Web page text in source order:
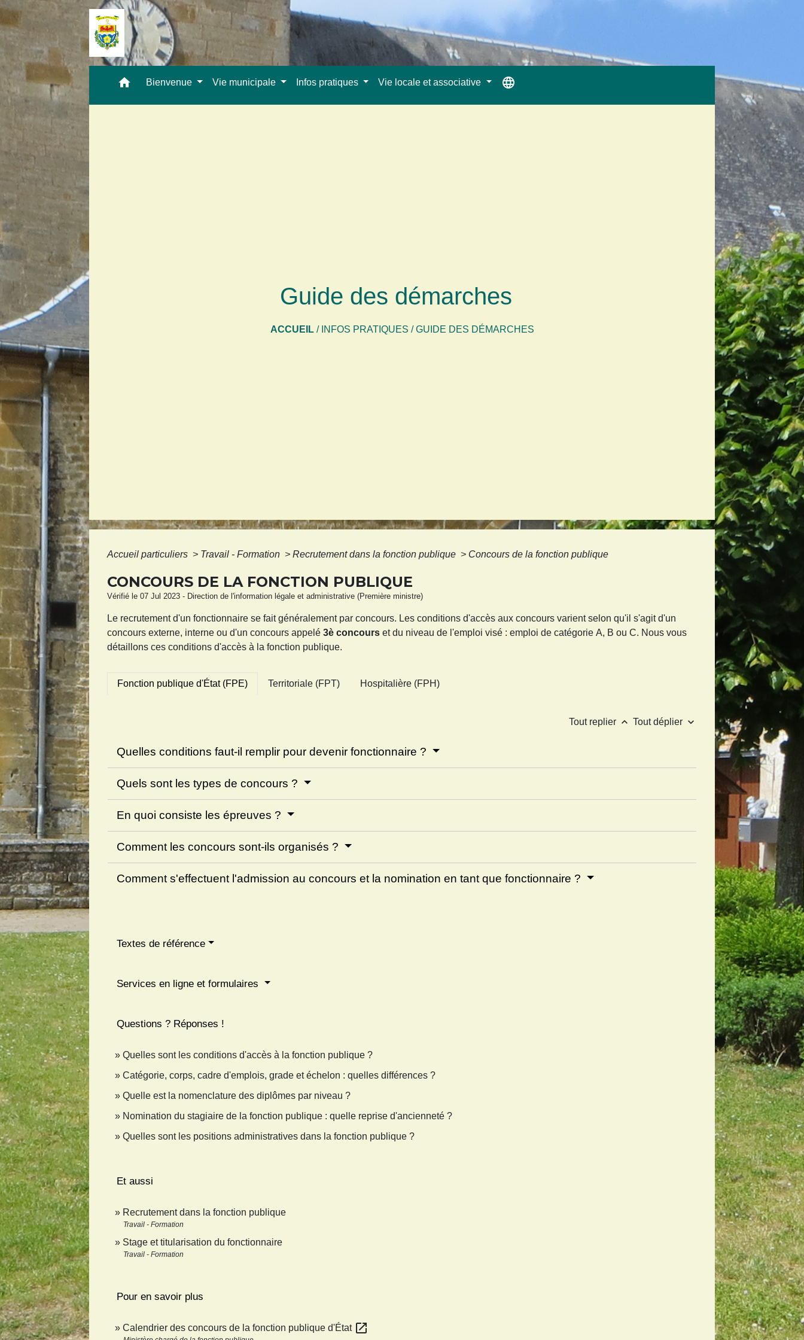
home Bienvenue Vie municipale Infos pratiques Vie locale et associative language
Guide des démarches
ACCUEIL/ INFOS PRATIQUES /GUIDE DES DÉMARCHES
Accueil particuliers > Travail - Formation > Recrutement dans la fonction publique > Concours de la fonction publique
CONCOURS DE LA FONCTION PUBLIQUE
Vérifié le 07 Jul 2023 - Direction de l'information légale et administrative (Première ministre)
Le recrutement d'un fonctionnaire se fait généralement par concours. Les conditions d'accès aux concours varient selon qu'il s'agit d'un
concours externe, interne ou d'un concours appelé3è concours et du niveau de l'emploi visé : emploi de catégorie A, B ou C. Nous vous
détaillons ces conditions d'accès à la fonction publique.
Fonction publique d'État (FPE) Territoriale (FPT) Hospitalière (FPH)
Tout replier keyboard_arrow_up Tout déplier keyboard_arrow_down
Quelles conditions faut-il remplir pour devenir fonctionnaire ?
Quels sont les types de concours ?
En quoi consiste les épreuves ?
Comment les concours sont-ils organisés ?
Comment s'effectuent l'admission au concours et la nomination en tant que fonctionnaire ?
Textes de référence
Services en ligne et formulaires
Questions ? Réponses !
Quelles sont les conditions d'accès à la fonction publique ?
Catégorie, corps, cadre d'emplois, grade et échelon : quelles différences ?
Quelle est la nomenclature des diplômes par niveau ?
Nomination du stagiaire de la fonction publique : quelle reprise d'ancienneté ?
Quelles sont les positions administratives dans la fonction publique ?
Et aussi
Recrutement dans la fonction publique
Travail - Formation
Stage et titularisation du fonctionnaire
Travail - Formation
Pour en savoir plus
Calendrier des concours de la fonction publique d'État open_in_new